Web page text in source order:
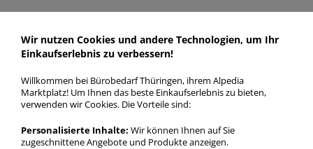
Sichthüllen A5 oben offen >
Format A5 > Öffnung oben
offen
Sichthüllen A5 oben offen in bester Qualität zum günstigen
Preis. Finden Sie schnell Sichthüllen A5 oben offen mit
unserer Filter-Funktion.
Wir nutzen Cookies und andere Technologien, um Ihr
Einkaufserlebnis zu verbessern!
Willkommen bei Bürobedarf Thüringen, ihrem Alpedia
Marktplatz! Um Ihnen das beste Einkaufserlebnis zu bieten,
verwenden wir Cookies. Die Vorteile sind:
Personalisierte Inhalte: Wir können Ihnen auf Sie
zugeschnittene Angebote und Produkte anzeigen.